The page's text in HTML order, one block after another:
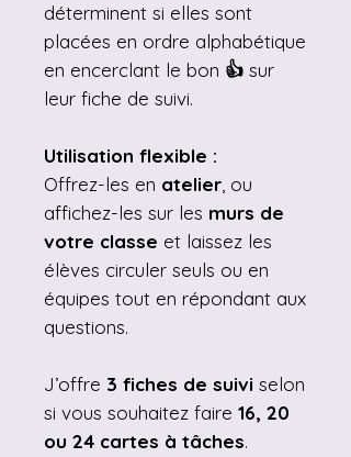
déterminent si elles sont
placées en ordre alphabétique
en encerclant le bon 👍 sur
leur fiche de suivi.
Utilisation flexible :
Offrez-les en atelier, ou
affichez-les sur les murs de
votre classe et laissez les
élèves circuler seuls ou en
équipes tout en répondant aux
questions.
J’offre 3 fiches de suivi selon
si vous souhaitez faire 16, 20
ou 24 cartes à tâches.